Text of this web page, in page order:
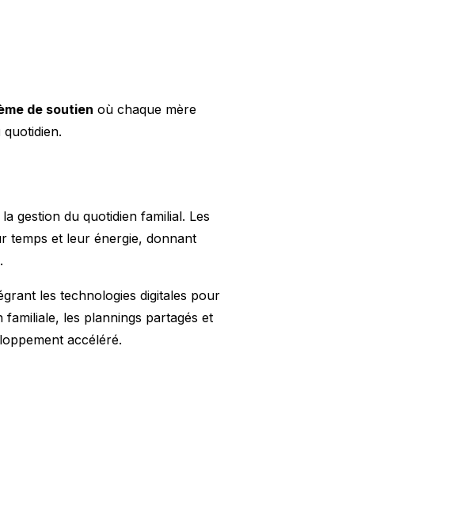
de soutien où chaque mère
gestion du quotidien familial. Les
temps et leur énergie, donnant
les technologies digitales pour
les plannings partagés et
accéléré.